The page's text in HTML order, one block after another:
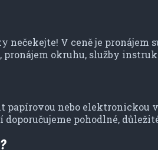
nečekejte! V ceně je pronájem
, pronájem okruhu, služby
papírovou nebo elektronickou
doporučujeme pohodlné,